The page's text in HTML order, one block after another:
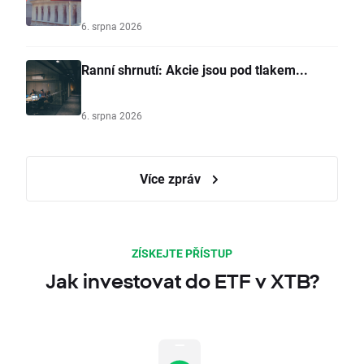
6. srpna 2026
Ranní shrnutí: Akcie jsou pod tlakem...
6. srpna 2026
Více zpráv
ZÍSKEJTE PŘÍSTUP
Jak investovat do ETF v XTB?